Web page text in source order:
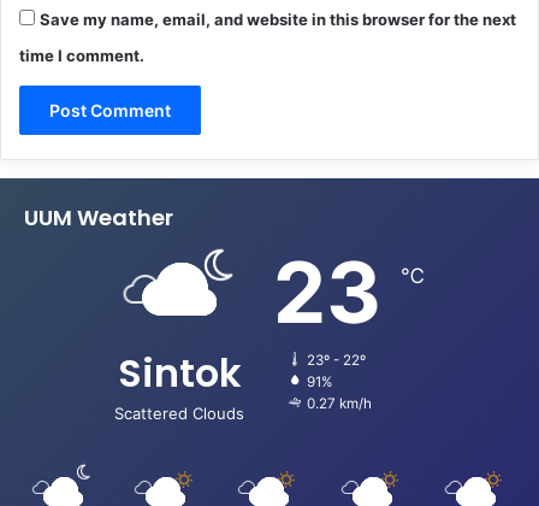
Save my name, email, and website in this browser for the next
time I comment.
UUM Weather
Sintok
Scattered Clouds
23 ℃
23º - 22º
91%
0.27 km/h